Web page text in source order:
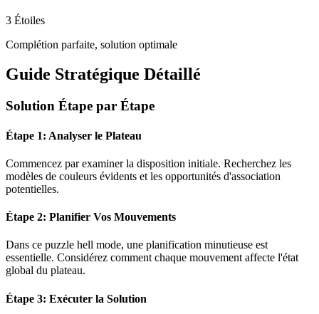
3 Étoiles
Complétion parfaite, solution optimale
Guide Stratégique Détaillé
Solution Étape par Étape
Étape 1: Analyser le Plateau
Commencez par examiner la disposition initiale. Recherchez les
modèles de couleurs évidents et les opportunités d'association
potentielles.
Étape 2: Planifier Vos Mouvements
Dans ce puzzle hell mode, une planification minutieuse est
essentielle. Considérez comment chaque mouvement affecte l'état
global du plateau.
Étape 3: Exécuter la Solution